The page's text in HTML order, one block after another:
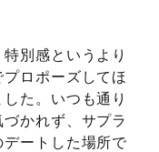
別感というより
ロポーズしてほ
た。いつも通り
かれず、サプラ
ートした場所で